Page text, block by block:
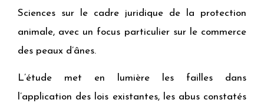
Sciences sur le cadre juridique de la protection
animale, avec un focus particulier sur le commerce
des peaux d’ânes.
L’étude met en lumière les failles dans
l’application des lois existantes, les abus constatés